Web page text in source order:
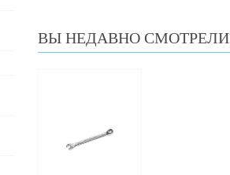
ВЫ НЕДАВНО СМОТРЕЛИ